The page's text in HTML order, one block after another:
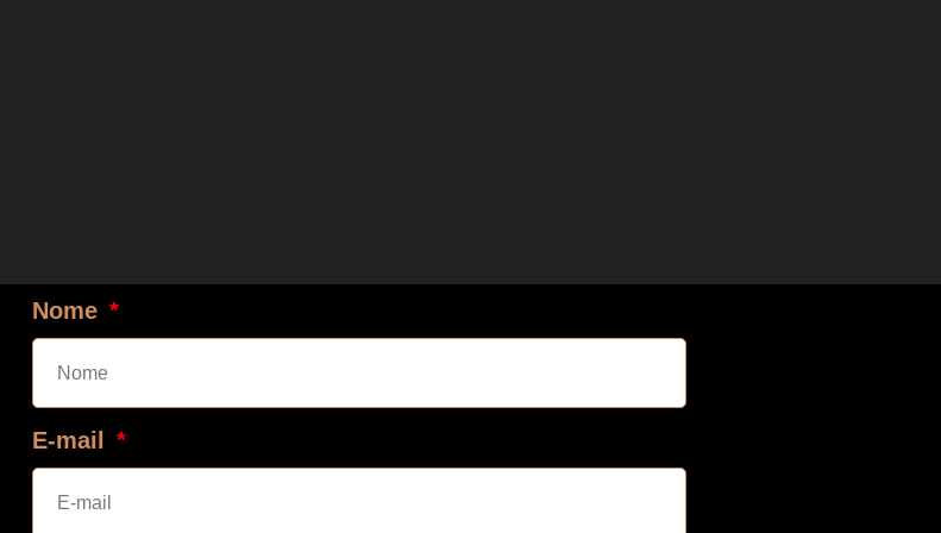
Nome
E-mail